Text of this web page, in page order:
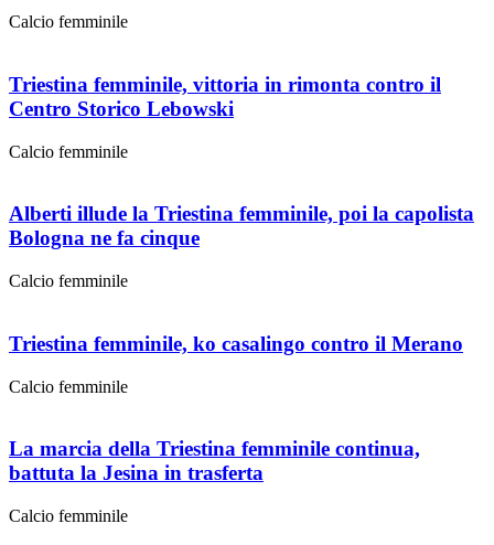
Calcio femminile
Triestina femminile, vittoria in rimonta contro il
Centro Storico Lebowski
Calcio femminile
Alberti illude la Triestina femminile, poi la capolista
Bologna ne fa cinque
Calcio femminile
Triestina femminile, ko casalingo contro il Merano
Calcio femminile
La marcia della Triestina femminile continua,
battuta la Jesina in trasferta
Calcio femminile